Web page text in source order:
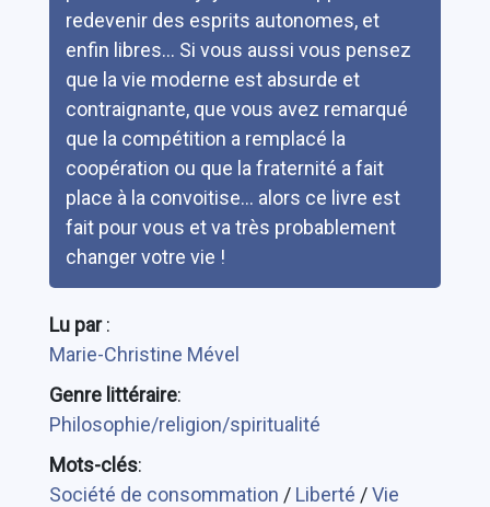
redevenir des esprits autonomes, et
enfin libres... Si vous aussi vous pensez
que la vie moderne est absurde et
contraignante, que vous avez remarqué
que la compétition a remplacé la
coopération ou que la fraternité a fait
place à la convoitise... alors ce livre est
fait pour vous et va très probablement
changer votre vie !
Lu par:
Marie-Christine Mével
Genre littéraire:
Philosophie/religion/spiritualité
Mots-clés:
Société de consommation / Liberté /Vie